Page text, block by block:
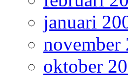
januari
november
oktober